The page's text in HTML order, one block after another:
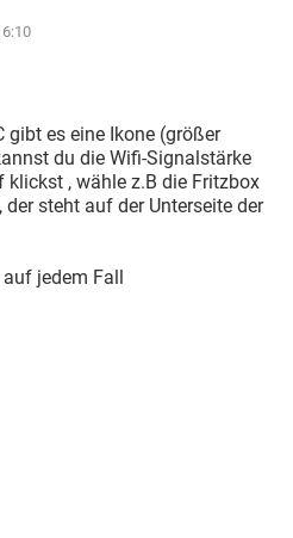
gibt es eine Ikone (größer
du die Wifi-Signalstärke
klickst , wähle z.B die Fritzbox
steht auf der Unterseite der
jedem Fall